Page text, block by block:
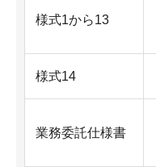
様式1から13
様式14
業務委託仕様書